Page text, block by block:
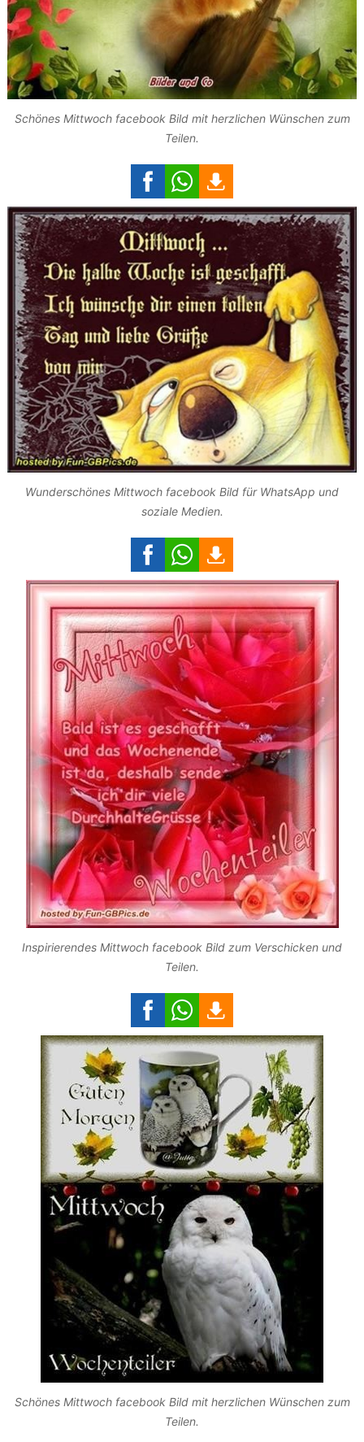
Schönes Mittwoch facebook Bild mit herzlichen Wünschen zum
Teilen.
Wunderschönes Mittwoch facebook Bild für WhatsApp und
soziale Medien.
Inspirierendes Mittwoch facebook Bild zum Verschicken und
Teilen.
Schönes Mittwoch facebook Bild mit herzlichen Wünschen zum
Teilen.